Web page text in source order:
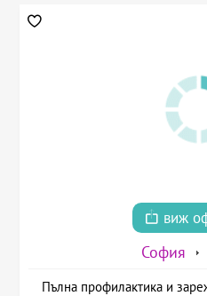
виж
София
Пълна профилактика и